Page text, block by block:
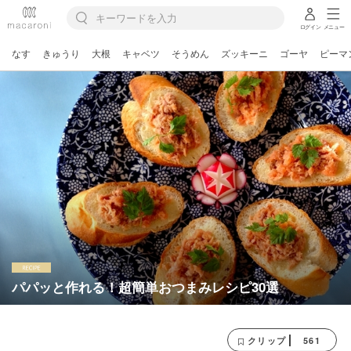
ログイン メニュー
なす きゅうり 大根 キャベツ そうめん ズッキーニ ゴーヤ ピーマ
パパッと作れる！超簡単おつまみレシピ30選
クリップ 561